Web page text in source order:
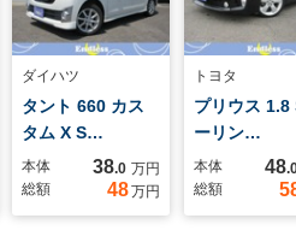
ダイハツ
タント 660 カス
タム X S…
本体 38.0 万円
総額
48万円
トヨタ
プリウス 1.8
ーリン…
本体 48
総額